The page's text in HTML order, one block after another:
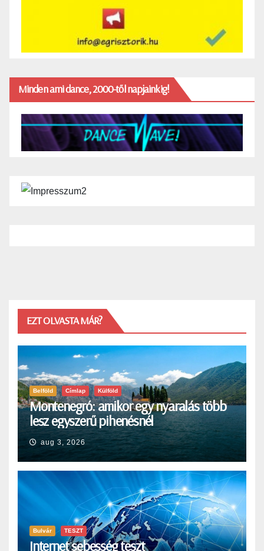
Minden ami dance, 2000-től napjainkig!
EZT OLVASTA MÁR?
Belföld Címlap Külföld
Montenegró: amikor egy nyaralás több
lesz egyszerű pihenésnél
aug 3, 2026
Bulvár TESZT
Internet sebesség teszt